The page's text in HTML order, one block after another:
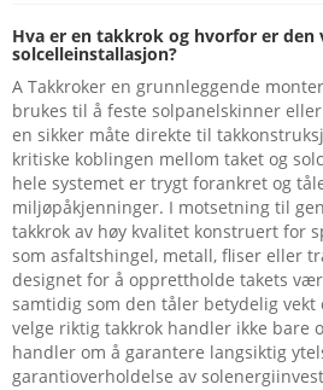
Hva er en takkrok og hvorfor er
solcelleinstallasjon?
A Takkroker en grunnleggende
brukes til å feste solpanelskinner
en sikker måte direkte til
kritiske koblingen mellom taket og
hele systemet er trygt forankret og
miljøpåkjenninger. I motsetning til
takkrok av høy kvalitet konstruert for
som asfaltshingel, metall, fliser eller
designet for å opprettholde takets
samtidig som den tåler betydelig vekt
velge riktig takkrok handler ikke bare
handler om å garantere langsiktig
garantioverholdelse av